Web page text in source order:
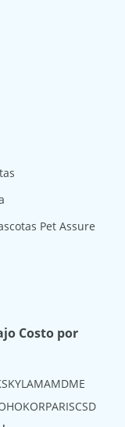
Pet Assure
Costo por
KYLAMAMDME
OKORPARISCSD